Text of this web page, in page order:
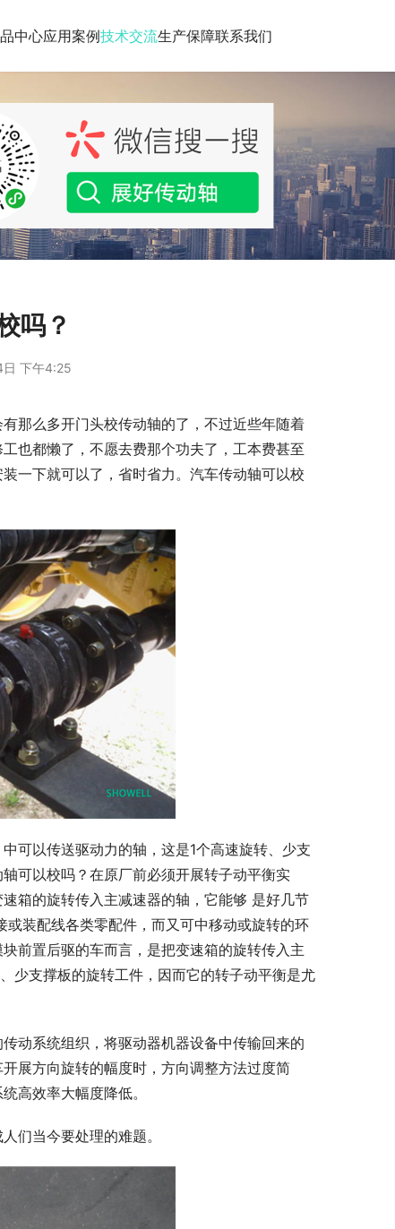
中心应用案例技术交流生产保障联系我们
吗？
下午4:25
那么多开门头校传动轴的了，不过近些年随着
也都懒了，不愿去费那个功夫了，工本费甚至
一下就可以了，省时省力。汽车传动轴可以校
以传送驱动力的轴，这是1个高速旋转、少支
可以校吗？在原厂前必须开展转子动平衡实
箱的旋转传入主减速器的轴，它能够 是好几节
装配线各类零配件，而又可中移动或旋转的环
前置后驱的车而言，是把变速箱的旋转传入主
少支撑板的旋转工件，因而它的转子动平衡是尤
系统组织，将驱动器机器设备中传输回来的
展方向旋转的幅度时，方向调整方法过度简
高效率大幅度降低。
当今要处理的难题。